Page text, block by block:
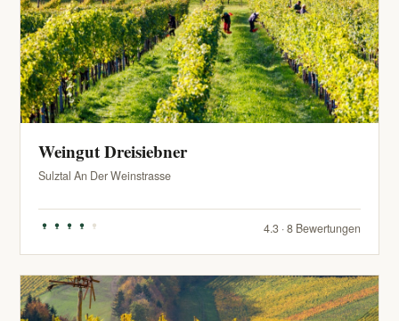
Weingut Dreisiebner
Sulztal An Der Weinstrasse
4.3 · 8 Bewertungen